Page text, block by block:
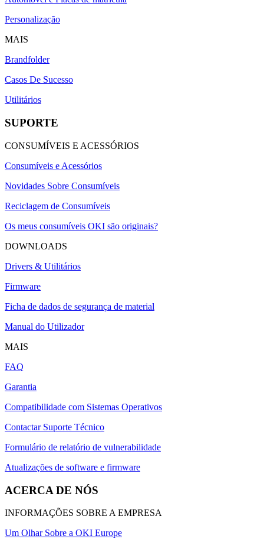
Personalização
MAIS
Brandfolder
Casos De Sucesso
Utilitários
SUPORTE
CONSUMÍVEIS E ACESSÓRIOS
Consumíveis e Acessórios
Novidades Sobre Consumíveis
Reciclagem de Consumíveis
Os meus consumíveis OKI são originais?
DOWNLOADS
Drivers & Utilitários
Firmware
Ficha de dados de segurança de material
Manual do Utilizador
MAIS
FAQ
Garantia
Compatibilidade com Sistemas Operativos
Contactar Suporte Técnico
Formulário de relatório de vulnerabilidade
Atualizações de software e firmware
ACERCA DE NÓS
INFORMAÇÕES SOBRE A EMPRESA
Um Olhar Sobre a OKI Europe